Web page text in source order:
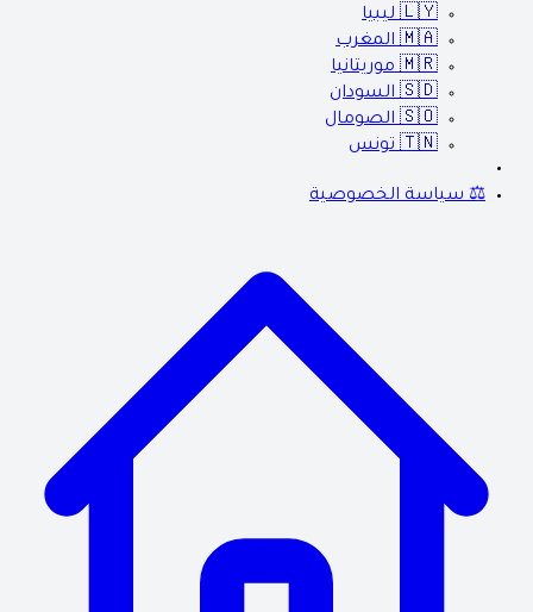
🇱🇾 ليبيا
🇲🇦 المغرب
🇲🇷 موريتانيا
🇸🇩 السودان
🇸🇴 الصومال
🇹🇳 تونس
⚖️ سياسة الخصوصية